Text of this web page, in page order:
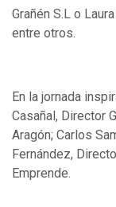
Grañén S.L o
entre otros.
En la jornada
Casañal, Director
Aragón; Carlos
Fernández,
Emprende.